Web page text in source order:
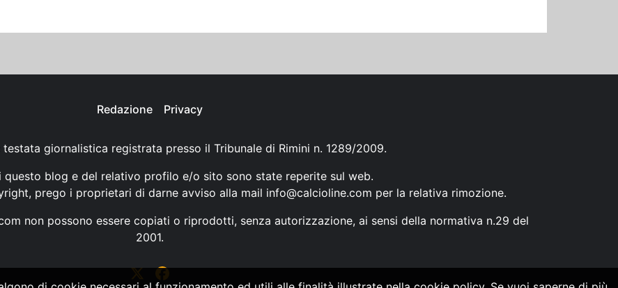
Redazione Privacy
testata giornalistica registrata presso il Tribunale di Rimini n. 1289/2009.
questo blog e del relativo profilo e/o sito sono state reperite sul web.
prego i proprietari di darne avviso alla mail info@calcioline.com per la relativa rimozione.
non possono essere copiati o riprodotti, senza autorizzazione, ai sensi della normativa n.29 del
2001.